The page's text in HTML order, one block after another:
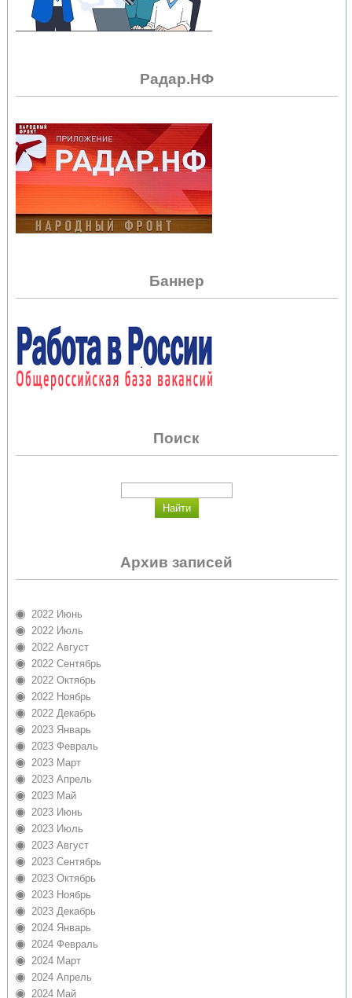
Радар.НФ
Баннер
Поиск
Архив записей
2022 Июнь
2022 Июль
2022 Август
2022 Сентябрь
2022 Октябрь
2022 Ноябрь
2022 Декабрь
2023 Январь
2023 Февраль
2023 Март
2023 Апрель
2023 Май
2023 Июнь
2023 Июль
2023 Август
2023 Сентябрь
2023 Октябрь
2023 Ноябрь
2023 Декабрь
2024 Январь
2024 Февраль
2024 Март
2024 Апрель
2024 Май